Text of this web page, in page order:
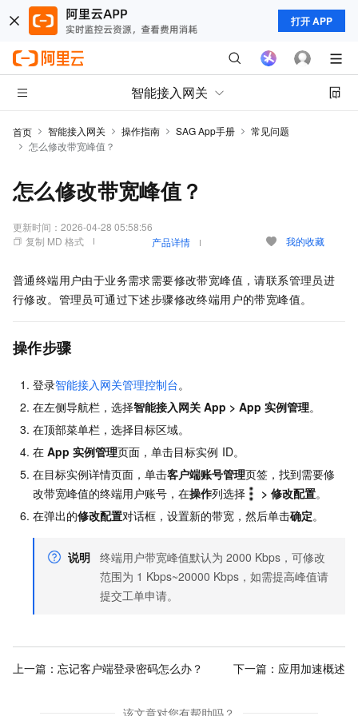
打开 APP
智能接入网关
首页 智能接入网关 操作指南 SAG App手册
常见问题
怎么修改带宽峰值？
怎么修改带宽峰值？
更新时间： 2026-04-28 05:58:56
复制 MD 格式
产品详情 我的收藏
普通终端用户由于业务需求需要修改带宽峰值，请联系管理员进
行修改。管理员可通过下述步骤修改终端用户的带宽峰值。
操作步骤
登录智能接入网关管理控制台。
在左侧导航栏，选择智能接入网关 App >App 实例管理。
在顶部菜单栏，选择目标区域。
在 App 实例管理页面，单击目标实例 ID。
在目标实例详情页面，单击客户端账号管理页签，找到需要修
改带宽峰值的终端用户账号，在操作列选择 > 修改配置。
在弹出的修改配置对话框，设置新的带宽，然后单击确定。
说明 终端用户带宽峰值默认为 2000 Kbps，可修改
范围为 1 Kbps~20000 Kbps，如需提高峰值请
提交工单申请。
上一篇： 忘记客户端登录密码怎么办？ 下一篇： 应用加速概述